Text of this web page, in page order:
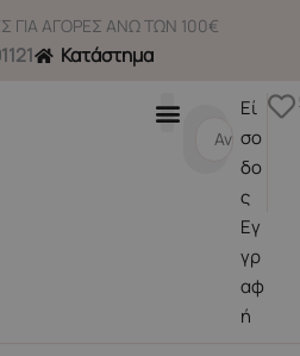
ΓΙΑ ΑΓΟΡΕΣ ΑΝΩ ΤΩΝ 100€
Κατάστημα
Search
Εί
σο
δο
ς
Εγ
γρ
αφ
ή